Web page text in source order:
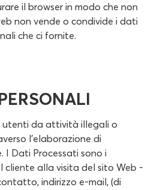
il browser in modo che non
non vende o condivide i dati
che ci fornite.
utenti da attività illegali o
l'elaborazione di
I Dati Processati sono i
alla visita del sito Web -
indirizzo e-mail, (di